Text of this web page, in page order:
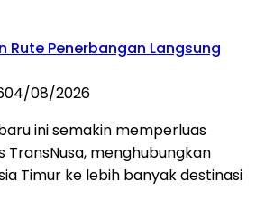
Rute Penerbangan Langsung
04/08/2026
ini semakin memperluas
TransNusa, menghubungkan
Timur ke lebih banyak destinasi